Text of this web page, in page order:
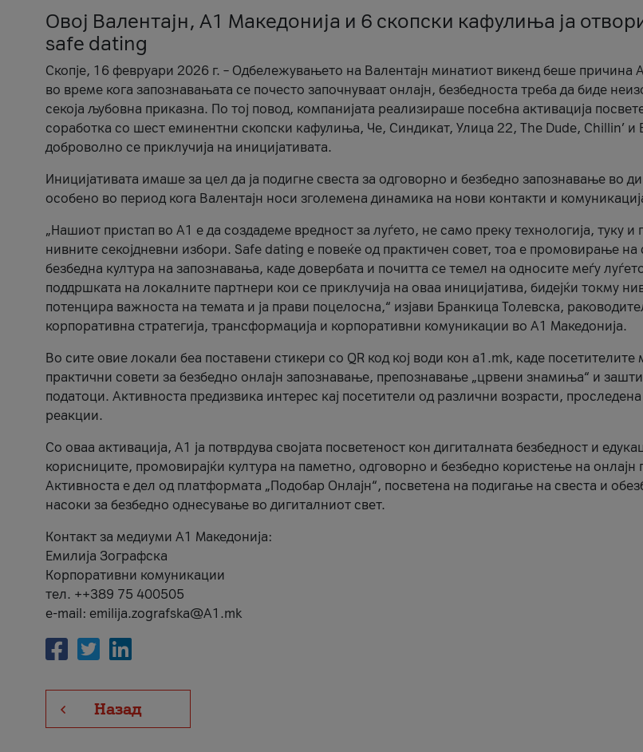
Овој Валентајн, A1 Македонија и 6 скопски кафулиња ја
safe dating
Скопје, 16 февруари 2026 г. – Одбележувањето на Валентајн минатиот викенд беше причина
во време кога запознавањата се почесто започнуваат онлајн, безбедноста треба да биде
секоја љубовна приказна. По тој повод, компанијата реализираше посебна активација
соработка со шест еминентни скопски кафулиња, Че, Синдикат, Улица 22, The Dude, Chillin’ и
доброволно се приклучија на иницијативата.
Иницијативата имаше за цел да ја подигне свеста за одговорно и безбедно запознавање во
особено во период кога Валентајн носи зголемена динамика на нови контакти и
„Нашиот пристап во А1 е да создадеме вредност за луѓето, не само преку технологија, туку и
нивните секојдневни избори. Safe dating е повеќе од практичен совет, тоа е промовирање на
безбедна култура на запознавања, каде довербата и почитта се темел на односите меѓу
поддршката на локалните партнери кои се приклучија на оваа иницијатива, бидејќи токму
потенцира важноста на темата и ја прави поцелосна,“ изјави Бранкица Толевска,
корпоративна стратегија, трансформација и корпоративни комуникации во А1 Македонија.
Во сите овие локали беа поставени стикери со QR код кој води кон a1.mk, каде посетителите
практични совети за безбедно онлајн запознавање, препознавање „црвени знамиња“ и
податоци. Активноста предизвика интерес кај посетители од различни возрасти,
реакции.
Со оваа активација, А1 ја потврдува својата посветеност кон дигиталната безбедност и
корисниците, промовирајќи култура на паметно, одговорно и безбедно користење на
Активноста е дел од платформата „Подобар Онлајн“, посветена на подигање на свеста и
насоки за безбедно однесување во дигиталниот свет.
Контакт за медиуми А1 Македонија:
Емилија Зографска
Корпоративни комуникации
тел. ++389 75 400505
e-mail: emilija.zografska@A1.mk
Назад